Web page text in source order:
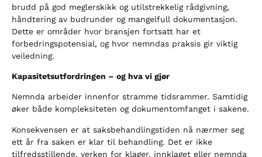
brudd på god meglerskikk og utilstrekkelig rådgivning,
håndtering av budrunder og mangelfull dokumentasjon.
Dette er områder hvor bransjen fortsatt har et
forbedringspotensial, og hvor nemndas praksis gir viktig
veiledning.
Kapasitetsutfordringen – og hva vi gjør
Nemnda arbeider innenfor stramme tidsrammer. Samtidig
øker både kompleksiteten og dokumentomfanget i sakene.
Konsekvensen er at saksbehandlingstiden nå nærmer seg
ett år fra saken er klar til behandling. Det er ikke
tilfredsstillende, verken for klager, innklaget eller nemnda